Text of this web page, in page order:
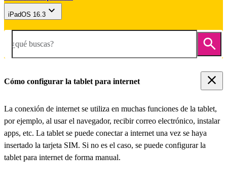
iPadOS 16.3
¿qué buscas?
Cómo configurar la tablet para internet
La conexión de internet se utiliza en muchas funciones de la tablet,
por ejemplo, al usar el navegador, recibir correo electrónico, instalar
apps, etc. La tablet se puede conectar a internet una vez se haya
insertado la tarjeta SIM. Si no es el caso, se puede configurar la
tablet para internet de forma manual.